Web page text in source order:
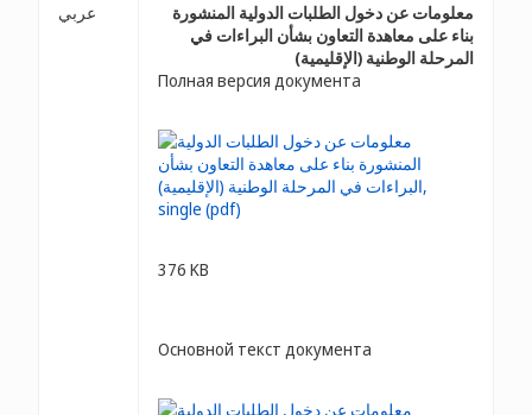
عربي
معلومات عن دخول الطلبات الدولية المنشورة
بناء على معاهدة التعاون بشأن البراءات في
المرحلة الوطنية (الإقليمية)
Полная версия документа
376 KB
Основной текст документа